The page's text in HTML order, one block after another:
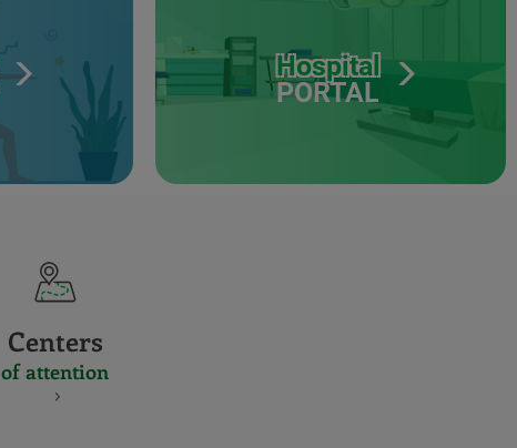
Hospital
PORTAL
Centers
of attention